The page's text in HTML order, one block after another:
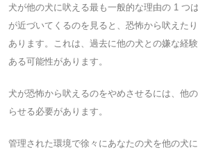
犬が他の犬に吠える最も一般的な理由の 1 つ
が近づいてくるのを見ると、恐怖から吠えた
あります。これは、過去に他の犬との嫌な経
ある可能性があります。
犬が恐怖から吠えるのをやめさせるには、他
らせる必要があります。
管理された環境で徐々にあなたの犬を他の犬